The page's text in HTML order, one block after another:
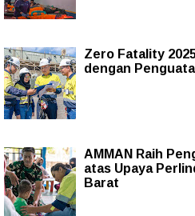
Zero Fatality
dengan
AMMAN Raih
atas Upaya
Barat